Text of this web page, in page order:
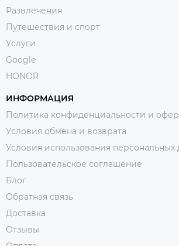
Развлечения
Путешествия и спорт
Услуги
Google
HONOR
ИНФОРМАЦИЯ
Политика конфиденциальности и
Условия обмена и возврата
Условия использования персональных
Пользовательское соглашение
Блог
Обратная связь
Доставка
Отзывы